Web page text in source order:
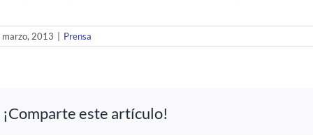
2013 Prensa
¡Comparte este artículo!